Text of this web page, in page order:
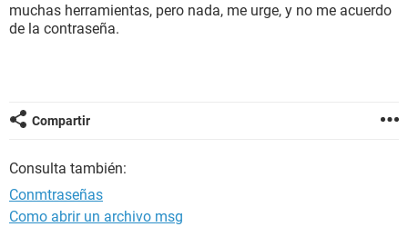
muchas herramientas, pero nada, me urge, y no me acuerdo
de la contraseña.
Compartir
Consulta también:
Conmtraseñas
Como abrir un archivo msg